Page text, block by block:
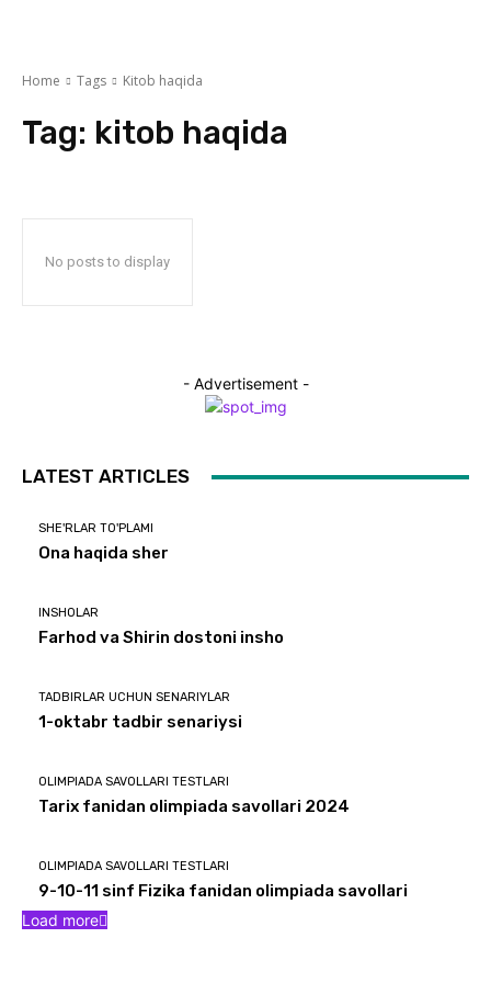
Home Tags Kitob haqida
Tag: kitob haqida
No posts to display
- Advertisement -
LATEST ARTICLES
SHE'RLAR TO'PLAMI
Ona haqida sher
INSHOLAR
Farhod va Shirin dostoni insho
TADBIRLAR UCHUN SENARIYLAR
1-oktabr tadbir senariysi
OLIMPIADA SAVOLLARI TESTLARI
Tarix fanidan olimpiada savollari 2024
OLIMPIADA SAVOLLARI TESTLARI
9-10-11 sinf Fizika fanidan olimpiada savollari
Load more